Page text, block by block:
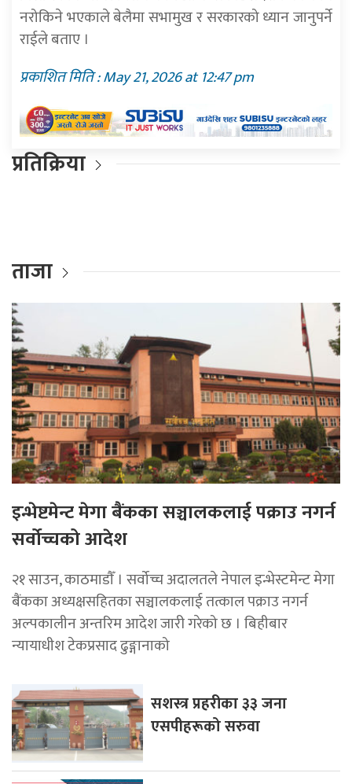
नरोकिने भएकाले बेलैमा सभामुख र सरकारको ध्यान जानुपर्ने
राईले बताए ।
प्रकाशित मिति : May 21, 2026 at 12:47 pm
प्रतिक्रिया
ताजा
इन्भेष्टमेन्ट मेगा बैंकका सञ्चालकलाई पक्राउ नगर्न
सर्वोच्चको आदेश
२१ साउन, काठमाडाैँ । सर्वोच्च अदालतले नेपाल इन्भेस्टमेन्ट मेगा
बैंकका अध्यक्षसहितका सञ्चालकलाई तत्काल पक्राउ नगर्न
अल्पकालीन अन्तरिम आदेश जारी गरेको छ । बिहीबार
न्यायाधीश टेकप्रसाद ढुङ्गानाको
सशस्त्र प्रहरीका ३३ जना
एसपीहरूको सरुवा